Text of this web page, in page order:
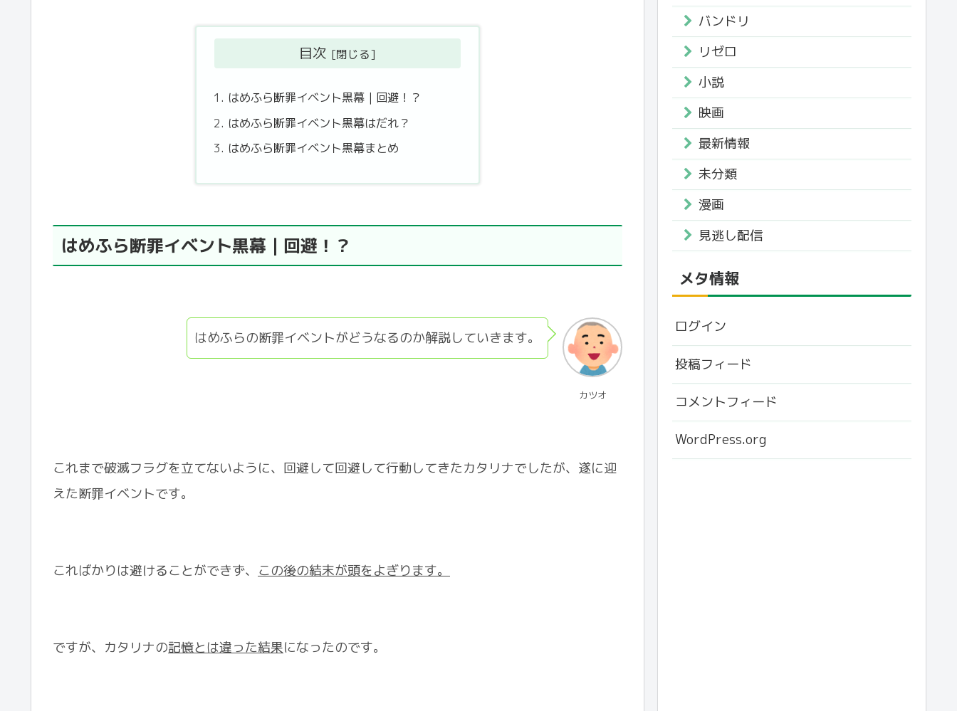
目次
はめふら断罪イベント黒幕｜回避！？
はめふら断罪イベント黒幕はだれ？
はめふら断罪イベント黒幕まとめ
はめふら断罪イベント黒幕｜回避！？
カツオ
はめふらの断罪イベントがどうなるのか解説していきます。
これまで破滅フラグを立てないように、回避して回避して行動してきたカタリナでしたが、遂に迎
えた断罪イベントです。
こればかりは避けることができず、 この後の結末が頭をよぎります。
ですが、カタリナの記憶とは違った結果になったのです。
バンドリ
リゼロ
小説
映画
最新情報
未分類
漫画
見逃し配信
メタ情報
ログイン
投稿フィード
コメントフィード
WordPress.org